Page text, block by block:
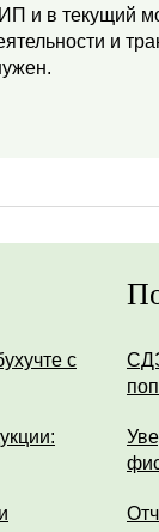
и в текущий
и
с